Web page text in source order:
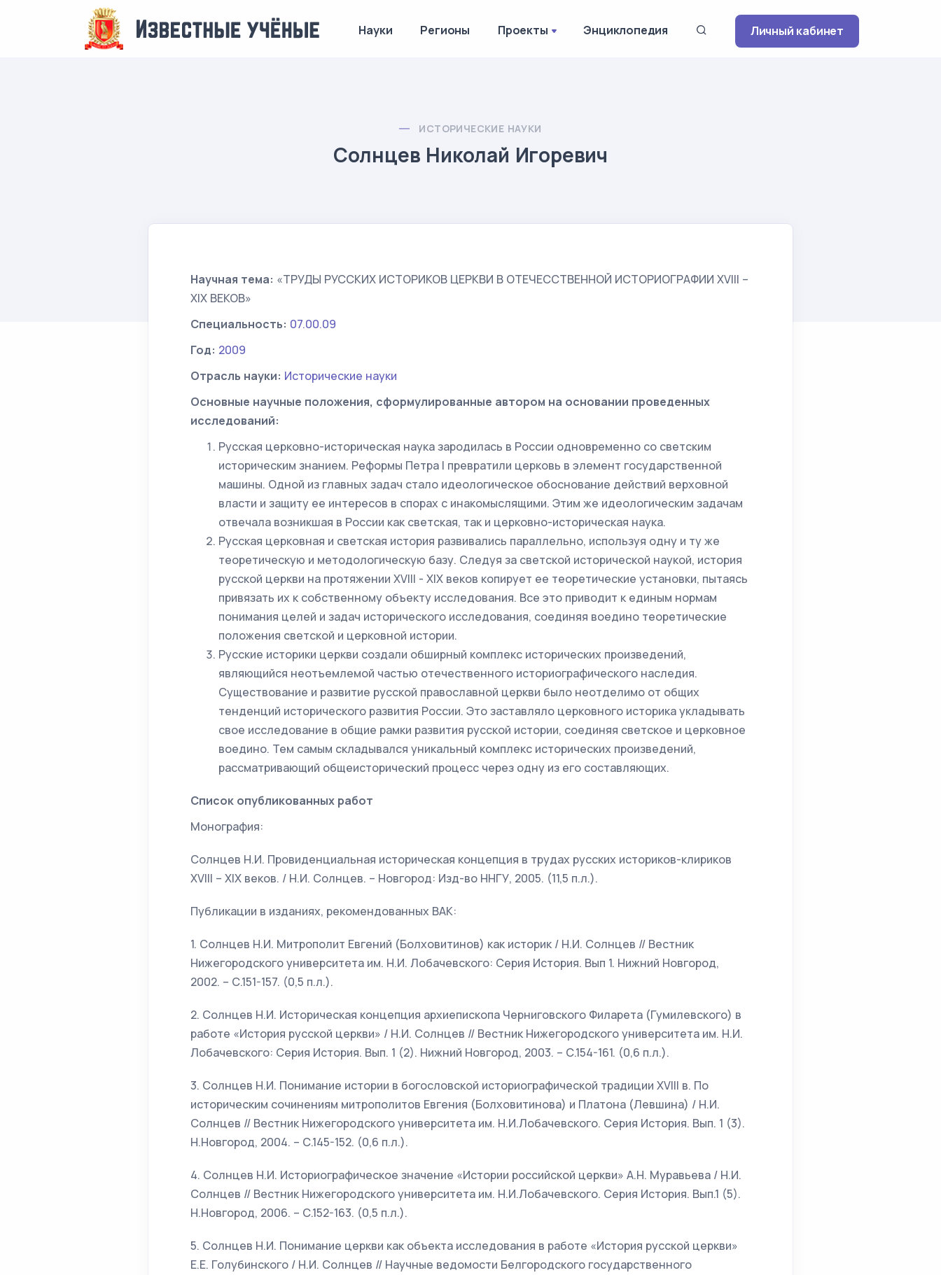
Науки Регионы Проекты Энциклопедия Личный кабинет
ИСТОРИЧЕСКИЕ НАУКИ
Солнцев Николай Игоревич
Научная тема: «ТРУДЫ РУССКИХ ИСТОРИКОВ ЦЕРКВИ В ОТЕЧЕССТВЕННОЙ ИСТОРИОГРАФИИ XVIII –
XIX ВЕКОВ»
Специальность: 07.00.09
Год: 2009
Отрасль науки: Исторические науки
Основные научные положения, сформулированные автором на основании проведенных
исследований:
Русская церковно-историческая наука зародилась в России одновременно со светским
историческим знанием. Реформы Петра I превратили церковь в элемент государственной
машины. Одной из главных задач стало идеологическое обоснование действий верховной
власти и защиту ее интересов в спорах с инакомыслящими. Этим же идеологическим задачам
отвечала возникшая в России как светская, так и церковно-историческая наука.
Русская церковная и светская история развивались параллельно, используя одну и ту же
теоретическую и методологическую базу. Следуя за светской исторической наукой, история
русской церкви на протяжении XVIII - XIX веков копирует ее теоретические установки, пытаясь
привязать их к собственному объекту исследования. Все это приводит к единым нормам
понимания целей и задач исторического исследования, соединяя воедино теоретические
положения светской и церковной истории.
Русские историки церкви создали обширный комплекс исторических произведений,
являющийся неотъемлемой частью отечественного историографического наследия.
Существование и развитие русской православной церкви было неотделимо от общих
тенденций исторического развития России. Это заставляло церковного историка укладывать
свое исследование в общие рамки развития русской истории, соединяя светское и церковное
воедино. Тем самым складывался уникальный комплекс исторических произведений,
рассматривающий общеисторический процесс через одну из его составляющих.
Список опубликованных работ
Монография:
Солнцев Н.И. Провиденциальная историческая концепция в трудах русских историков-клириков
XVIII – XIX веков. / Н.И. Солнцев. – Новгород: Изд-во ННГУ, 2005. (11,5 п.л.).
Публикации в изданиях, рекомендованных ВАК:
1. Солнцев Н.И. Митрополит Евгений (Болховитинов) как историк / Н.И. Солнцев // Вестник
Нижегородского университета им. Н.И. Лобачевского: Серия История. Вып 1. Нижний Новгород,
2002. – С.151-157. (0,5 п.л.).
2. Солнцев Н.И. Историческая концепция архиепископа Черниговского Филарета (Гумилевского) в
работе «История русской церкви» / Н.И. Солнцев // Вестник Нижегородского университета им. Н.И.
Лобачевского: Серия История. Вып. 1 (2). Нижний Новгород, 2003. – С.154-161. (0,6 п.л.).
3. Солнцев Н.И. Понимание истории в богословской историографической традиции XVIII в. По
историческим сочинениям митрополитов Евгения (Болховитинова) и Платона (Левшина) / Н.И.
Солнцев // Вестник Нижегородского университета им. Н.И.Лобачевского. Серия История. Вып. 1 (3).
Н.Новгород, 2004. – С.145-152. (0,6 п.л.).
4. Солнцев Н.И. Историографическое значение «Истории российской церкви» А.Н. Муравьева / Н.И.
Солнцев // Вестник Нижегородского университета им. Н.И.Лобачевского. Серия История. Вып.1 (5).
Н.Новгород, 2006. – С.152-163. (0,5 п.л.).
5. Солнцев Н.И. Понимание церкви как объекта исследования в работе «История русской церкви»
Е.Е. Голубинского / Н.И. Солнцев // Научные ведомости Белгородского государственного